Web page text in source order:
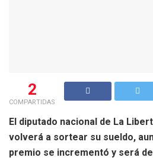
2
COMPARTIDAS
El diputado nacional de La
volverá a sortear su sueldo,
premio se incrementó y será